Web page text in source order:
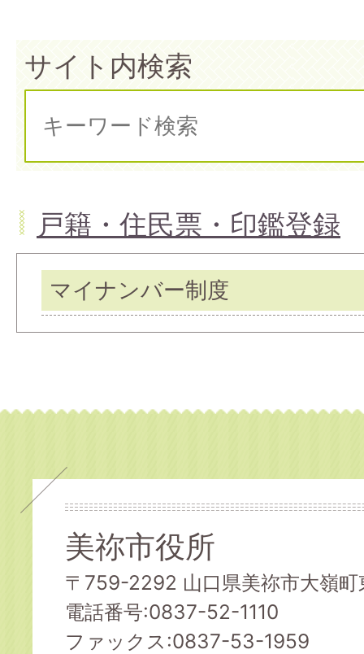
サイト内検索
戸籍・住民票・印鑑登録
マイナンバー制度
美祢市役所
〒759-2292 山口県美祢市大嶺
電話番号:0837-52-1110
ファックス:0837-53-1959